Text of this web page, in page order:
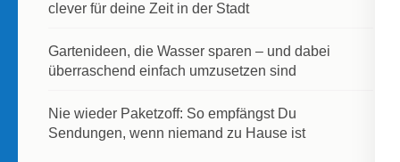
clever für deine Zeit in der Stadt
Gartenideen, die Wasser sparen – und dabei
überraschend einfach umzusetzen sind
Nie wieder Paketzoff: So empfängst Du
Sendungen, wenn niemand zu Hause ist